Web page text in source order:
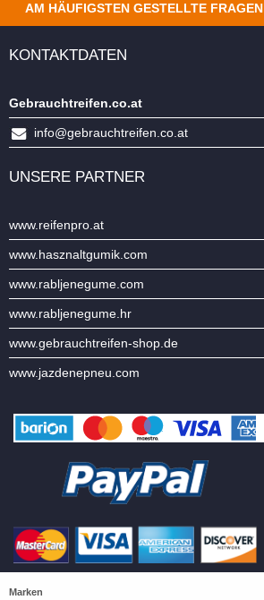
AM HÄUFIGSTEN GESTELLTE FRAGEN
KONTAKTDATEN
Gebrauchtreifen.co.at
info@gebrauchtreifen.co.at
UNSERE PARTNER
www.reifenpro.at
www.hasznaltgumik.com
www.rabljenegume.com
www.rabljenegume.hr
www.gebrauchtreifen-shop.de
www.jazdenepneu.com
Marken